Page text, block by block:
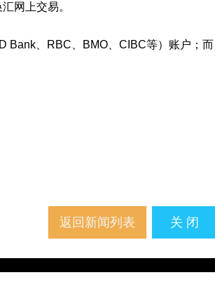
网上交易。
Bank、RBC、BMO、CIBC等）账户；而
返回新闻列表 关 闭